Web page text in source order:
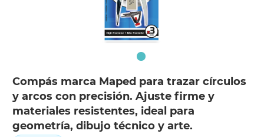
Compás marca Maped para trazar círculos
y arcos con precisión. Ajuste firme y
materiales resistentes, ideal para
geometría, dibujo técnico y arte.